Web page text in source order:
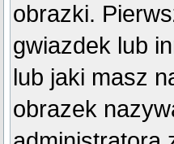
obrazki.
gwiazdek lub
lub jaki masz
obrazek